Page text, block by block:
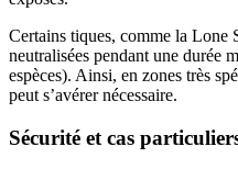
Certains tiques, comme la Lone
neutralisées pendant une durée
espèces). Ainsi, en zones très
peut s’avérer nécessaire.
Sécurité et cas